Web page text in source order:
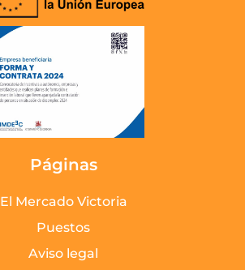
Páginas
El Mercado Victoria
Puestos
Aviso legal